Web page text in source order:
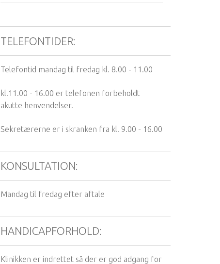
TELEFONTIDER:
Telefontid mandag til fredag kl. 8.00 - 11.00
kl.11.00 - 16.00 er telefonen forbeholdt
akutte henvendelser.
Sekretærerne er i skranken fra kl. 9.00 - 16.00
KONSULTATION:
Mandag til fredag efter aftale
HANDICAPFORHOLD:
Klinikken er indrettet så der er god adgang for